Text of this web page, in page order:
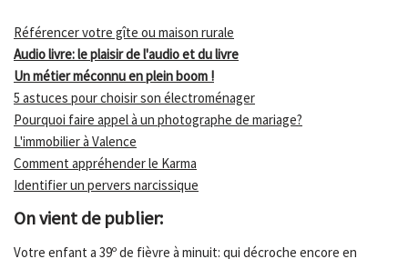
Référencer votre gîte ou maison rurale
Audio livre: le plaisir de l'audio et du livre
Un métier méconnu en plein boom !
5 astuces pour choisir son électroménager
Pourquoi faire appel à un photographe de mariage?
L'immobilier à Valence
Comment appréhender le Karma
Identifier un pervers narcissique
On vient de publier:
Votre enfant a 39º de fièvre à minuit: qui décroche encore en